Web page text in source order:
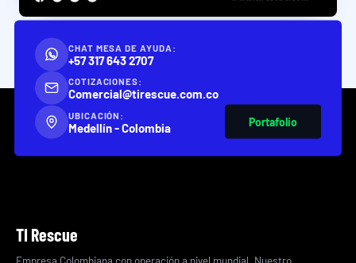
CHAT MESA DE AYUDA:
+57 317 643 2707
COTIZACIONES:
Comercial@tirescue.com.co
UBICACIÓN:
Medellín - Colombia Portafolio
TI Rescue